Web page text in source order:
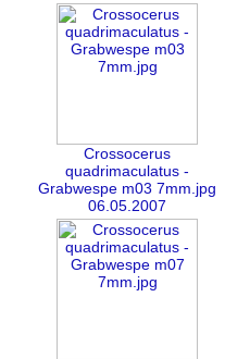
Crossocerus
quadrimaculatus -
Grabwespe m03 7mm.jpg
06.05.2007